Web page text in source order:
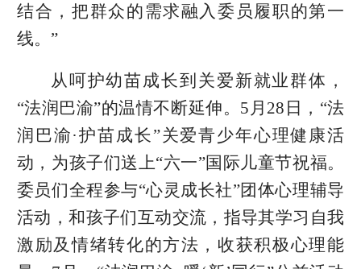
结合，把群众的需求融入委员履职的第一
线。”
从呵护幼苗成长到关爱新就业群体，
“法润巴渝”的温情不断延伸。5月28日，“法
润巴渝·护苗成长”关爱青少年心理健康活
动，为孩子们送上“六一”国际儿童节祝福。
委员们全程参与“心灵成长社”团体心理辅导
活动，和孩子们互动交流，指导其学习自我
激励及情绪转化的方法，收获积极心理能